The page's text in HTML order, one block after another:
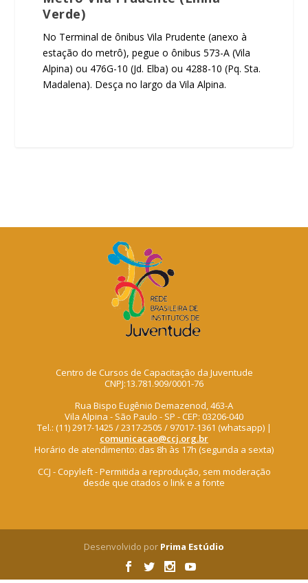
Verde)
No Terminal de ônibus Vila Prudente (anexo à
estação do metrô), pegue o ônibus 573-A (Vila
Alpina) ou 476G-10 (Jd. Elba) ou 4288-10 (Pq. Sta.
Madalena). Desça no largo da Vila Alpina.
Centro de Cursos de Capacitação da Juventude
CNPJ:13.781.909/0001-76
Rua Bispo Eugênio Demazenod, 463-A
Vila Alpina - São Paulo - SP - CEP: 03206-040
Tel.: (11) 2917-1425 / 2317-2505 / 97017-1361 (whatsapp) |
comunicacao@ccj.org.br
Horário de atendimento: das 8h às 17h (segunda a sexta)
CCJ - Copyleft - Permitida a reprodução, sem moderação
desde que citados o link e a fonte
Desenvolvido por Prima Estúdio